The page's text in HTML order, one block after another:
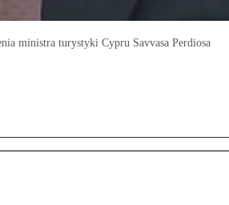
ministra turystyki Cypru Savvasa Perdiosa